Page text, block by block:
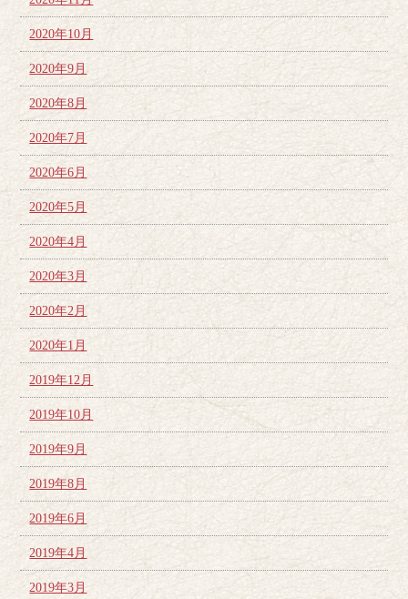
2020年10月
2020年9月
2020年8月
2020年7月
2020年6月
2020年5月
2020年4月
2020年3月
2020年2月
2020年1月
2019年12月
2019年10月
2019年9月
2019年8月
2019年6月
2019年4月
2019年3月